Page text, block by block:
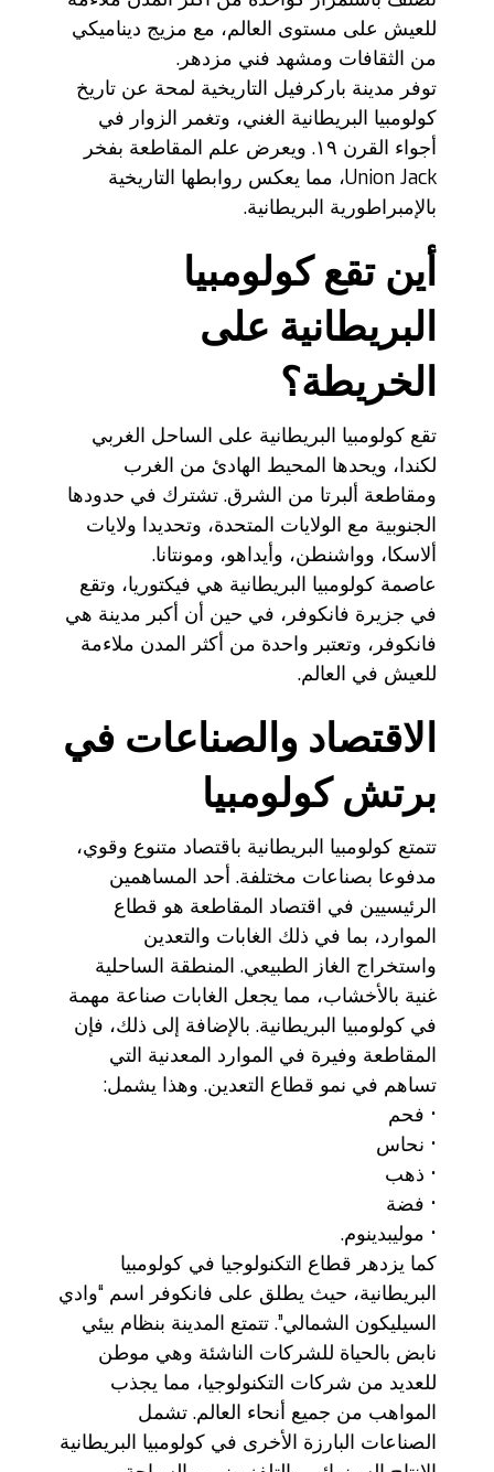
للعيش على مستوى العالم، مع مزيج ديناميكي
من الثقافات ومشهد فني مزدهر.
توفر مدينة باركرفيل التاريخية لمحة عن تاريخ
كولومبيا البريطانية الغني، وتغمر الزوار في
أجواء القرن ١٩. ويعرض علم المقاطعة بفخر
Union Jack، مما يعكس روابطها التاريخية
بالإمبراطورية البريطانية.
أين تقع كولومبيا
البريطانية على
الخريطة؟
تقع كولومبيا البريطانية على الساحل الغربي
لكندا، ويحدها المحيط الهادئ من الغرب
ومقاطعة ألبرتا من الشرق. تشترك في حدودها
الجنوبية مع الولايات المتحدة، وتحديدا ولايات
ألاسكا، وواشنطن، وأيداهو، ومونتانا.
عاصمة كولومبيا البريطانية هي فيكتوريا، وتقع
في جزيرة فانكوفر، في حين أن أكبر مدينة هي
فانكوفر، وتعتبر واحدة من أكثر المدن ملاءمة
للعيش في العالم.
الاقتصاد والصناعات في
برتش كولومبيا
تتمتع كولومبيا البريطانية باقتصاد متنوع وقوي،
مدفوعا بصناعات مختلفة. أحد المساهمين
الرئيسيين في اقتصاد المقاطعة هو قطاع
الموارد، بما في ذلك الغابات والتعدين
واستخراج الغاز الطبيعي. المنطقة الساحلية
غنية بالأخشاب، مما يجعل الغابات صناعة مهمة
في كولومبيا البريطانية. بالإضافة إلى ذلك، فإن
المقاطعة وفيرة في الموارد المعدنية التي
تساهم في نمو قطاع التعدين. وهذا يشمل:
• فحم
• نحاس
• ذهب
• فضة
• موليبدينوم.
كما يزدهر قطاع التكنولوجيا في كولومبيا
البريطانية، حيث يطلق على فانكوفر اسم “وادي
السيليكون الشمالي”. تتمتع المدينة بنظام بيئي
نابض بالحياة للشركات الناشئة وهي موطن
للعديد من شركات التكنولوجيا، مما يجذب
المواهب من جميع أنحاء العالم. تشمل
الصناعات البارزة الأخرى في كولومبيا البريطانية